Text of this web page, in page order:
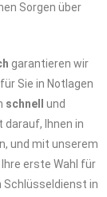
Sorgen über
garantieren wir
Sie in Notlagen
schnell
und
darauf, Ihnen in
und mit unserem
erste Wahl für
Schlüsseldienst in